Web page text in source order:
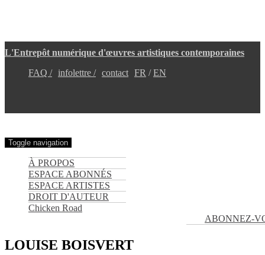
au
contenu
principal
L'Entrepôt numérique d'œuvres artistiques contemporaines
FAQ / infolettre / contact FR EN
Toggle navigation
À PROPOS
ESPACE ABONNÉS
ESPACE ARTISTES
DROIT D'AUTEUR
Chicken Road
ABONNEZ-
LOUISE BOISVERT